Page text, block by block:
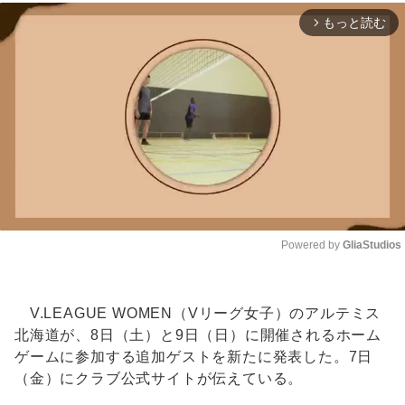
arrow_forward_ios もっと読む
Powered by GliaStudios
V.LEAGUE WOMEN（Vリーグ女子）のアルテミス
北海道が、8日（土）と9日（日）に開催されるホーム
ゲームに参加する追加ゲストを新たに発表した。7日
（金）にクラブ公式サイトが伝えている。